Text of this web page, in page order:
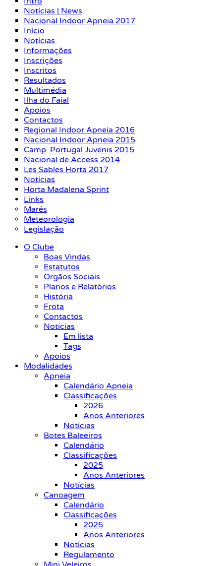
Notícias | News
Nacional Indoor Apneia 2017
Início
Notícias
Informações
Inscrições
Inscritos
Resultados
Multimédia
Ilha do Faial
Apoios
Contactos
Regional Indoor Apneia 2016
Nacional Indoor Apneia 2015
Camp. Portugal Juvenis 2015
Nacional de Access 2014
Les Sables Horta 2017
Notícias
Horta Madalena Sprint
Links
Marés
Meteorologia
Legislação
O Clube
Boas Vindas
Estatutos
Orgãos Sociais
Planos e Relatórios
História
Frota
Contactos
Notícias
Em lista
Tags
Apoios
Modalidades
Apneia
Calendário Apneia
Classificações
2026
Anos Anteriores
Notícias
Botes Baleeiros
Calendário
Classificações
2025
Anos Anteriores
Notícias
Canoagem
Calendário
Classificações
2025
Anos Anteriores
Notícias
Regulamento